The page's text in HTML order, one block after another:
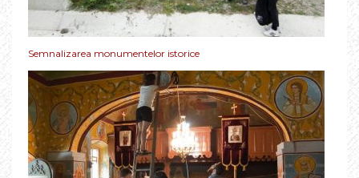
Semnalizarea monumentelor istorice